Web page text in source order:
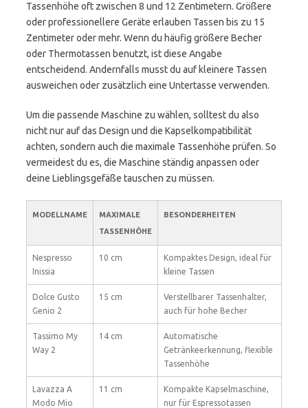
Tassenhöhe oft zwischen 8 und 12 Zentimetern. Größere
oder professionellere Geräte erlauben Tassen bis zu 15
Zentimeter oder mehr. Wenn du häufig größere Becher
oder Thermotassen benutzt, ist diese Angabe
entscheidend. Andernfalls musst du auf kleinere Tassen
ausweichen oder zusätzlich eine Untertasse verwenden.
Um die passende Maschine zu wählen, solltest du also
nicht nur auf das Design und die Kapselkompatibilität
achten, sondern auch die maximale Tassenhöhe prüfen. So
vermeidest du es, die Maschine ständig anpassen oder
deine Lieblingsgefäße tauschen zu müssen.
MODELLNAME
MAXIMALE
TASSENHÖHE
BESONDERHEITEN
Nespresso
Inissia
10 cm
Kompaktes Design, ideal für
kleine Tassen
Dolce Gusto
Genio 2
15 cm
Verstellbarer Tassenhalter,
auch für hohe Becher
Tassimo My
Way 2
14 cm
Automatische
Getränkeerkennung, flexible
Tassenhöhe
Lavazza A
Modo Mio
11 cm
Kompakte Kapselmaschine,
nur für Espressotassen